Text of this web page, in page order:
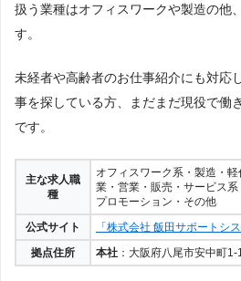
扱う業種はオフィスワークや製造の他
す。
未経者や高齢者のお仕事紹介にも対応
事を探している方、まだまだ現役で働
です。
主な求人職
種
オフィスワーク系・製造・
業・営業・販売・サービス
プロモーション・その他
公式サイト
「株式会社 飯田サポートシス
拠点住所
本社 ：大阪府八尾市安中町1-